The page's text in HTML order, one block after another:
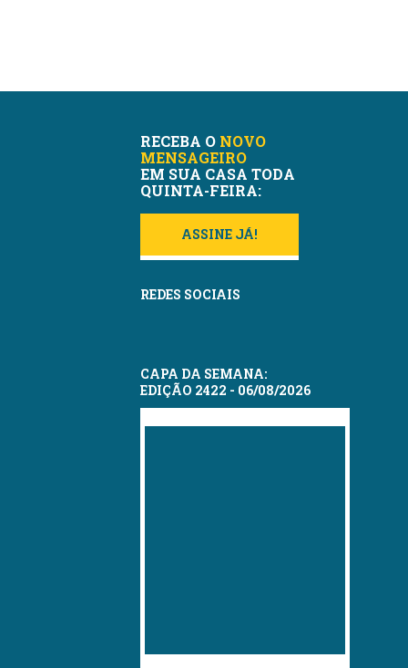
RECEBA O NOVO
MENSAGEIRO
EM SUA CASA TODA
QUINTA-FEIRA:
ASSINE JÁ!
REDES SOCIAIS
CAPA DA SEMANA:
EDIÇÃO 2422 - 06/08/2026